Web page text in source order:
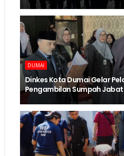
DUMAI
Dinkes Kota Dumai Gelar
Pengambilan Sumpah